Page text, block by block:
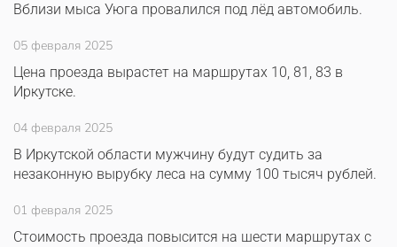
Вблизи мыса Уюга провалился под лёд автомобиль.
05 февраля 2025
Цена проезда вырастет на маршрутах 10, 81, 83 в
Иркутске.
04 февраля 2025
В Иркутской области мужчину будут судить за
незаконную вырубку леса на сумму 100 тысяч рублей.
01 февраля 2025
Стоимость проезда повысится на шести маршрутах с